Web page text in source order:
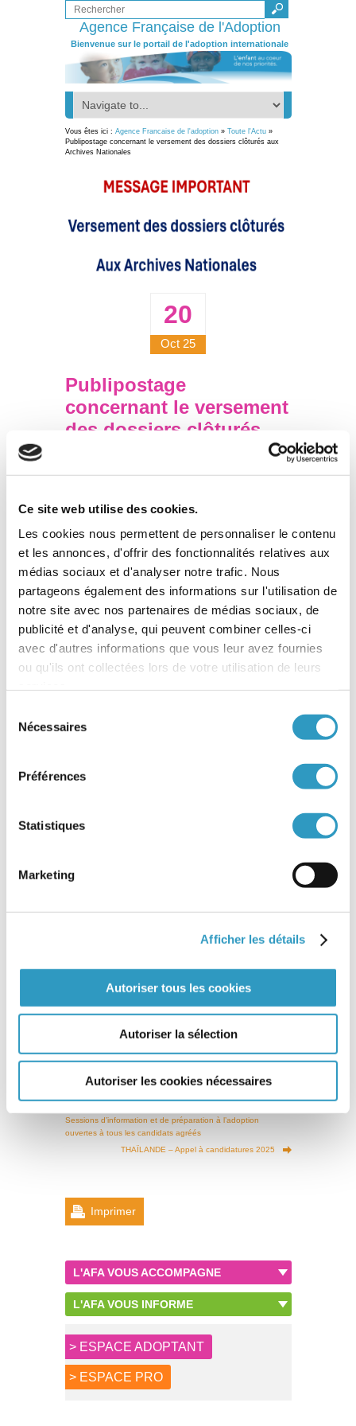
Ce site web utilise des cookies.
Les cookies nous permettent de personnaliser le contenu
et les annonces, d'offrir des fonctionnalités relatives aux
médias sociaux et d'analyser notre trafic. Nous
partageons également des informations sur l'utilisation de
notre site avec nos partenaires de médias sociaux, de
publicité et d'analyse, qui peuvent combiner celles-ci
avec d'autres informations que vous leur avez fournies
ou qu'ils ont collectées lors de votre utilisation de leurs
Nécessaires
Préférences
Statistiques
Marketing
Afficher les détails
Autoriser tous les cookies
Autoriser la sélection
Autoriser les cookies nécessaires
Agence Française de l'Adoption
Bienvenue sur le portail de l'adoption internationale
Vous êtes ici : Agence Francaise de l'adoption» Toute l'Actu»
Publipostage concernant le versement des dossiers clôturés aux
Archives Nationales
20
Oct 25
Publipostage
concernant le versement
des dossiers clôturés
aux Archives Nationales
L’Agence Française de l’Adoption (AFA) a
près de 1800 familles.
d’adoption complets et finalisés, à la fin du
suivi post-adoption exigé par les pays
d’origines, sont versés aux Archives
Nationales.
Ce versement permet une conservation
sécurisée et optimale des dossiers, qui
contiennent les différents documents qui ont été
transmis aux adoptants tout au long de la
procédure d’adoption. Les dossiers sont
conservés aux Archives Nationales jusqu’au
informations soient ajoutées au dossier.
dossier d’adoption afin d’accéder aux
accompagnée ou non par une personne de son
choix. L’adopté mineur peut également accéder à
services adoptions des départements, en tant
Toute demande de consultation doit être
structurelle a été créée à cet effet,afin de
répondre aux demandes de recherche des
origines :afa.recherche.origines@france-
enfance-protegee.fr
Sessions d’information et de préparation à l’adoption
ouvertes à tous les candidats agréés
THAÏLANDE – Appel à candidatures 2025
Imprimer
L'AFA VOUS ACCOMPAGNE
L'AFA VOUS INFORME
> ESPACE ADOPTANT
> ESPACE PRO